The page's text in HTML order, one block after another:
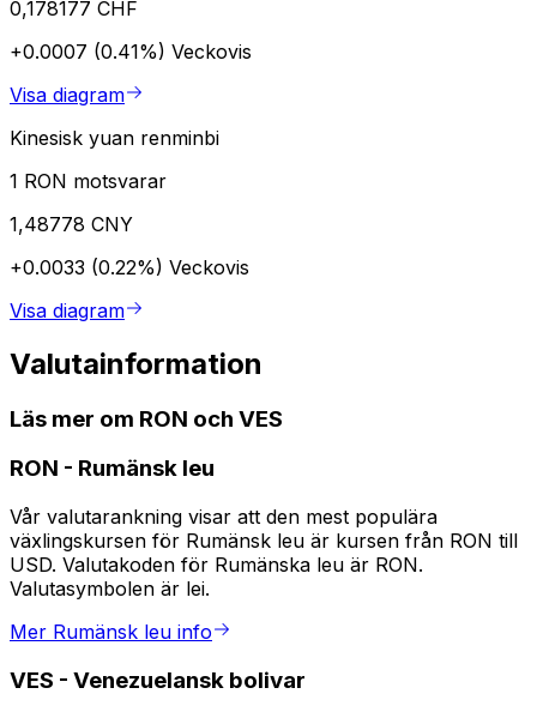
0,178177 CHF
+0.0007 (0.41%) Veckovis
Visa diagram
Kinesisk yuan renminbi
1 RON motsvarar
1,48778 CNY
+0.0033 (0.22%) Veckovis
Visa diagram
Valutainformation
Läs mer om RON och VES
RON - Rumänsk leu
Vår valutarankning visar att den mest populära
växlingskursen för Rumänsk leu är kursen från RON till
USD. Valutakoden för Rumänska leu är RON.
Valutasymbolen är lei.
Mer Rumänsk leu info
VES - Venezuelansk bolivar